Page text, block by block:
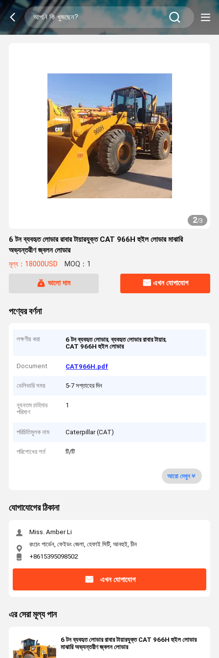
2/3
6 টন ব্যবহৃত লোডার রাবার টায়ারযুক্ত CAT 966H হুইল লোডার মাঝারি
অভ্যন্তরীণ জ্বলন লোডার
মূল্য：18000USD MOQ：1
ভালো দাম এখন যোগাযোগ
পণ্যের বর্ণনা
লক্ষণীয় করা 6 টন ব্যবহৃত লোডার,ব্যবহৃত লোডার রাবার টায়ার,
CAT 966H হুইল লোডার
Document CAT966H.pdf
ডেলিভারি সময় 5-7 সপ্তাহের দিন
ন্যূনতম চাহিদার
পরিমাণ
1
পরিচিতিমুলক নাম Caterpillar (CAT)
পরিশোধের শর্ত টি/টি
আরো দেখুন
যোগাযোগের ঠিকানা
Miss. Amber Li
রংচেং গার্ডেন, ফেইডং জেলা, হেফাই সিটি, আনহুই, চীন
+8615395098502
এখন যোগাযোগ
এর সেরা মূল্য পান
6 টন ব্যবহৃত লোডার রাবার টায়ারযুক্ত CAT 966H হুইল লোডার
মাঝারি অভ্যন্তরীণ জ্বলন লোডার